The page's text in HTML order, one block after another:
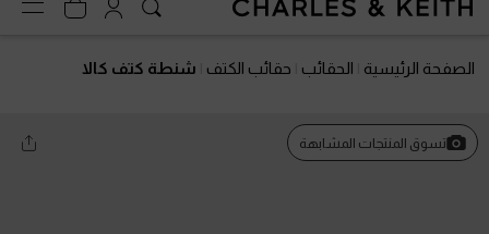
الصفحة الرئيسية الحقائب حقائب الكتف شنطة كتف كالا
تسوق المنتجات المشابهة